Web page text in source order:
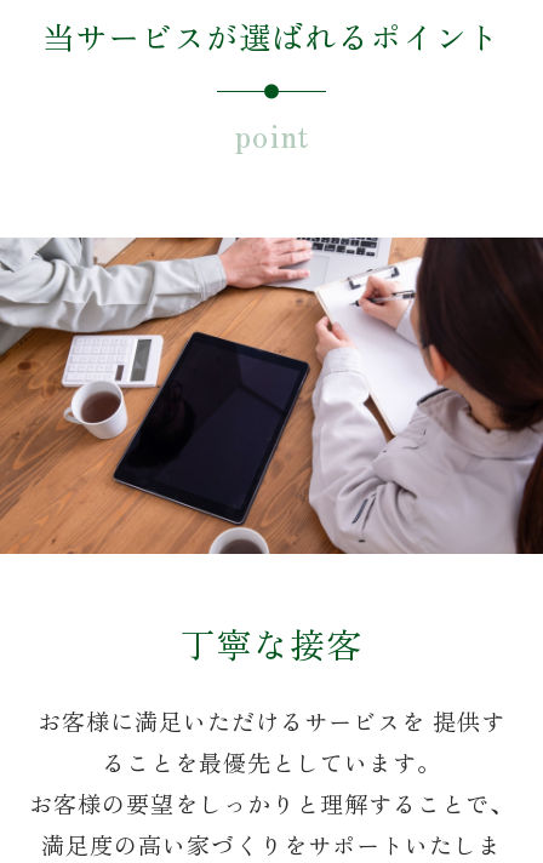
当サービスが選ばれるポイント
point
丁寧な接客
お客様に満足いただけるサービスを 提供す
ることを最優先としています。
お客様の要望をしっかりと理解することで、
満足度の高い家づくりをサポートいたしま